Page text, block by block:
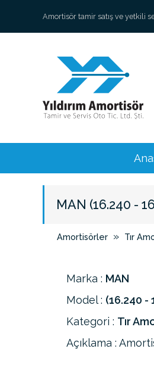
Amortisör tamir satış ve yetkili
MAN (16.240 -
Amortisörler » Tır
Marka : MAN
Model : (16.240 -
Kategori : Tır
Açıklama :